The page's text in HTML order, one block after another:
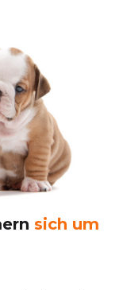
sich um